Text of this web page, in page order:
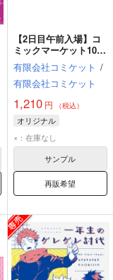
【2日目午前入場】コ
ミックマーケット108
リストバンド型参加証
有限会社コミケット /
有限会社コミケット
1,210円 （税込）
オリジナル
×：在庫なし
サンプル
再販希望